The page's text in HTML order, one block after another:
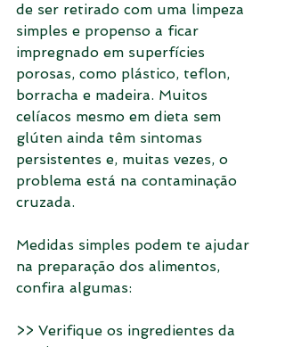
de ser retirado com uma limpeza
simples e propenso a ficar
impregnado em superfícies
porosas, como plástico, teflon,
borracha e madeira. Muitos
celíacos mesmo em dieta sem
glúten ainda têm sintomas
persistentes e, muitas vezes, o
problema está na contaminação
cruzada.
Medidas simples podem te ajudar
na preparação dos alimentos,
confira algumas:
>> Verifique os ingredientes da